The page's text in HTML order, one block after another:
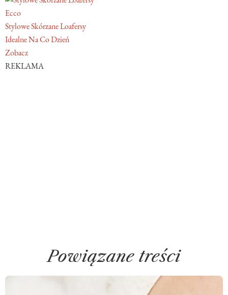
Ecco
Stylowe Skórzane Loafersy
Idealne Na Co Dzień
Zobacz
REKLAMA
Powiązane treści